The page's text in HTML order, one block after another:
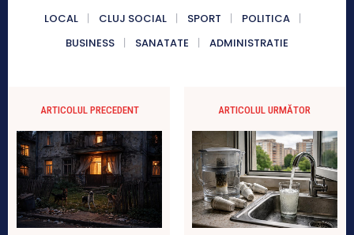
LOCAL CLUJ SOCIAL SPORT
POLITICA
BUSINESS
SANATATE ADMINISTRATIE
ARTICOLUL PRECEDENT ARTICOLUL URMĂTOR